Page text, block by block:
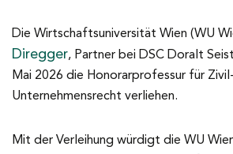
Die Wirtschaftsuniversität Wien (WU
Diregger, Partner bei DSC Doralt
Mai 2026 die Honorarprofessur für
Unternehmensrecht verliehen.
Mit der Verleihung würdigt die WU